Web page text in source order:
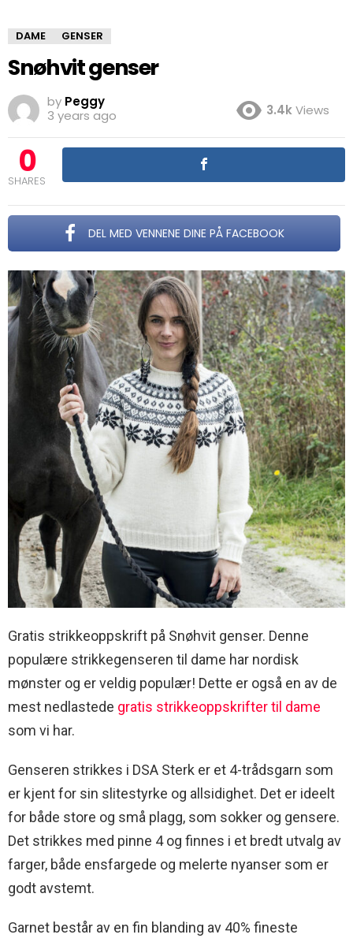
DAME GENSER
Snøhvit genser
by Peggy
3 years ago
3.4kViews
0
SHARES
DEL MED VENNENE DINE PÅ FACEBOOK
Gratis strikkeoppskrift på Snøhvit genser. Denne
populære strikkegenseren til dame har nordisk
mønster og er veldig populær! Dette er også en av de
mest nedlastede gratis strikkeoppskrifter til dame
som vi har.
Genseren strikkes i DSA Sterk er et 4-trådsgarn som
er kjent for sin slitestyrke og allsidighet. Det er ideelt
for både store og små plagg, som sokker og gensere.
Det strikkes med pinne 4 og finnes i et bredt utvalg av
farger, både ensfargede og melerte nyanser som er
godt avstemt.
Garnet består av en fin blanding av 40% fineste